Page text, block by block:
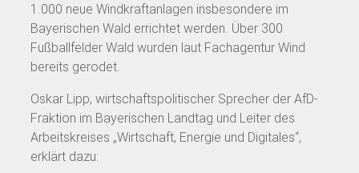
1.000 neue Windkraftanlagen insbesondere im
Bayerischen Wald errichtet werden. Über 300
Fußballfelder Wald wurden laut Fachagentur Wind
bereits gerodet.
Oskar Lipp, wirtschaftspolitischer Sprecher der AfD-
Fraktion im Bayerischen Landtag und Leiter des
Arbeitskreises „Wirtschaft, Energie und Digitales“,
erklärt dazu: